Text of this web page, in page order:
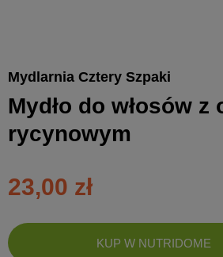
Mydlarnia Cztery Szpaki
Mydło do włosów z
rycynowym
23,00 zł
KUP W NUTRIDOME